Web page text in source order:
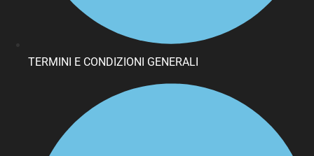
TERMINI E CONDIZIONI GENERALI